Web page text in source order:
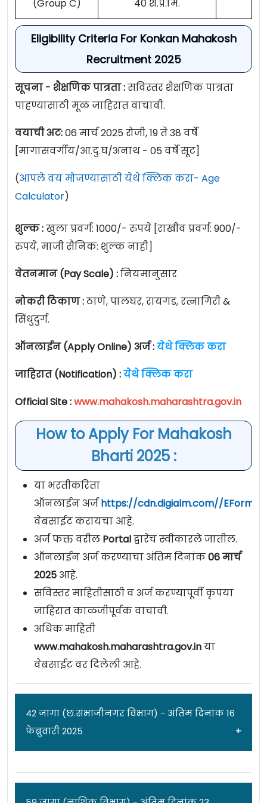
(Group C) 40 श.प्र.मि.
Eligibility Criteria For Konkan Mahakosh
Recruitment 2025
सूचना - शैक्षणिक पात्रता :सविस्तर शैक्षणिक पात्रता
पाहण्यासाठी मूळ जाहिरात वाचावी.
वयाची अट:06 मार्च 2025 रोजी, 19 ते 38 वर्षे
[मागासवर्गीय/आ.दु.घ/अनाथ - 05 वर्षे सूट]
(आपले वय मोजण्यासाठी येथे क्लिक करा- Age
Calculator)
शुल्क :खुला प्रवर्ग: 1000/- रुपये [राखीव प्रवर्ग: 900/-
रुपये, माजी सैनिक: शुल्क नाही]
वेतनमान (Pay Scale) :नियमानुसार
नोकरी ठिकाण :ठाणे, पालघर, रायगड, रत्नागिरी &
सिंधुदुर्ग.
ऑनलाईन (Apply Online) अर्ज :येथे क्लिक करा
जाहिरात (Notification) :येथे क्लिक करा
Official Site :www.mahakosh.maharashtra.gov.in
How to Apply For Mahakosh
Bharti 2025 :
या भरतीकरिता
ऑनलाईन अर्जhttps://cdn.digialm.com//EForms/
वेबसाईट करायचा आहे.
अर्ज फक्त वरील Portalद्वारेच स्वीकारले जातील.
ऑनलाईन अर्ज करण्याचा अंतिम दिनांक06 मार्च
2025 आहे.
सविस्तर माहितीसाठी व अर्ज करण्यापूर्वी कृपया
जाहिरात काळजीपूर्वक वाचावी.
अधिक माहिती
www.mahakosh.maharashtra.gov.inया
वेबसाईट वर दिलेली आहे.
42 जागा (छ.संभाजीनगर विभाग) - अंतिम दिनांक 16
फेब्रुवारी 2025